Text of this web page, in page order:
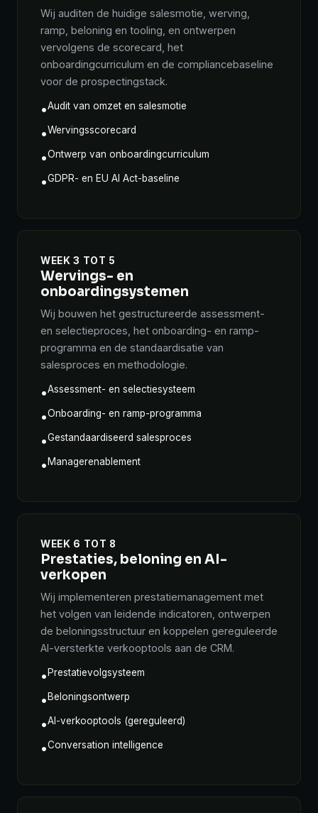
Wij auditen de huidige salesmotie, werving,
ramp, beloning en tooling, en ontwerpen
vervolgens de scorecard, het
onboardingcurriculum en de compliancebaseline
voor de prospectingstack.
•Audit van omzet en salesmotie
•Wervingsscorecard
•Ontwerp van onboardingcurriculum
•GDPR- en EU AI Act-baseline
WEEK 3 TOT 5
Wervings- en
onboardingsystemen
Wij bouwen het gestructureerde assessment-
en selectieproces, het onboarding- en ramp-
programma en de standaardisatie van
salesproces en methodologie.
•Assessment- en selectiesysteem
•Onboarding- en ramp-programma
•Gestandaardiseerd salesproces
•Managerenablement
WEEK 6 TOT 8
Prestaties, beloning en AI-
verkopen
Wij implementeren prestatiemanagement met
het volgen van leidende indicatoren, ontwerpen
de beloningsstructuur en koppelen gereguleerde
AI-versterkte verkooptools aan de CRM.
•Prestatievolgsysteem
•Beloningsontwerp
•AI-verkooptools (gereguleerd)
•Conversation intelligence